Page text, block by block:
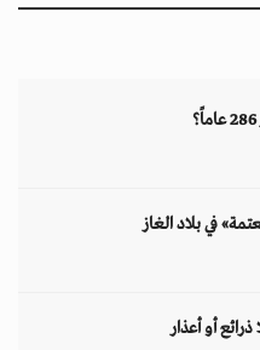
في بلاد الغاز
أو أعذار